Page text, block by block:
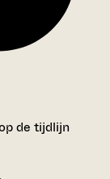
de tijdlijn